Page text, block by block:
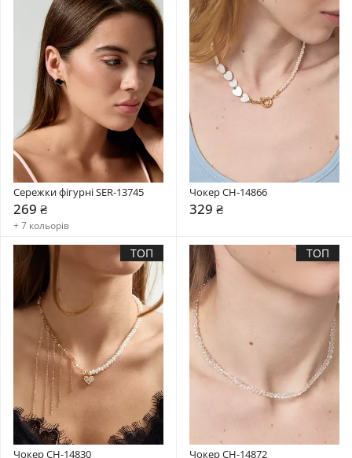
Сережки фігурні SER-13745
269 ₴
+ 7 кольорів
Чокер CH-14866
329 ₴
ТОП
Чокер CH-14830
ТОП
Чокер CH-14872